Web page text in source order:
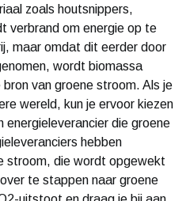
zoals houtsnippers,
verbrand om energie op te
maar omdat dit eerder door
wordt biomassa
van groene stroom. Als je
wereld, kun je ervoor kiezen
die groene
hebben
stroom, die wordt opgewekt
te stappen naar groene